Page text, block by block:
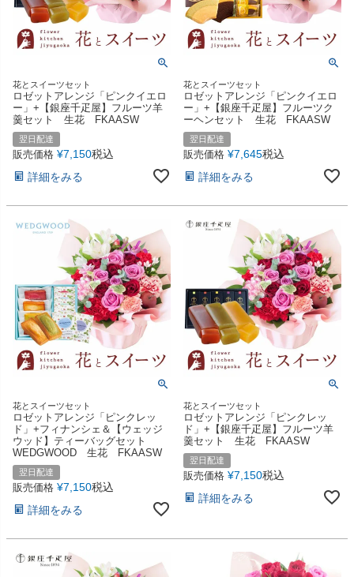
花とスイーツセット
ロゼットアレンジ「ピンクイエロ
ー」+【銀座千疋屋】フルーツ羊
羹セット 生花 FKAASW
翌日配達
販売価格 ¥7,150税込
詳細をみる
花とスイーツセット
ロゼットアレンジ「ピンクイエロ
ー」+【銀座千疋屋】フルーツク
ーヘンセット 生花 FKAASW
翌日配達
販売価格 ¥7,645税込
詳細をみる
花とスイーツセット
ロゼットアレンジ「ピンクレッ
ド」+フィナンシェ＆【ウェッジ
ウッド】ティーバッグセット
WEDGWOOD 生花 FKAASW
翌日配達
販売価格 ¥7,150税込
詳細をみる
花とスイーツセット
ロゼットアレンジ「ピンクレッ
ド」+【銀座千疋屋】フルーツ羊
羹セット 生花 FKAASW
翌日配達
販売価格 ¥7,150税込
詳細をみる